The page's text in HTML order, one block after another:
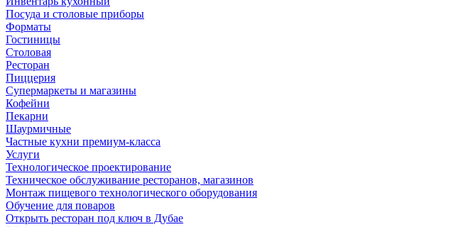
Посуда и столовые приборы
Форматы
Гостиницы
Столовая
Ресторан
Пиццерия
Супермаркеты и магазины
Кофейни
Пекарни
Шаурмичные
Частные кухни премиум-класса
Услуги
Технологическое проектирование
Техническое обслуживание ресторанов, магазинов
Монтаж пищевого технологического оборудования
Обучение для поваров
Открыть ресторан под ключ в Дубае